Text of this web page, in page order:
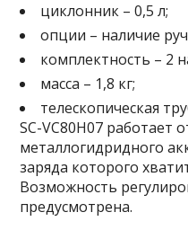
циклонник – 0,5 л;
опции – наличие
комплектность – 2
масса – 1,8 кг;
телескопическая
SC-VC80H07 работает
металлогидридного
заряда которого
Возможность
предусмотрена.